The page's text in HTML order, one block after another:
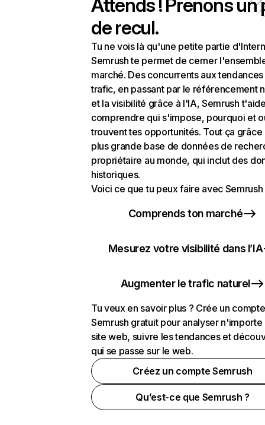
Attends ! Prenons un
de recul.
Tu ne vois là qu'une petite partie
Semrush te permet de cerner
marché. Des concurrents aux
trafic, en passant par le référencement
et la visibilité grâce à l'IA, Semrush
comprendre qui s'impose, pourquoi et
trouvent tes opportunités. Tout ça grâce
plus grande base de données de
propriétaire au monde, qui inclut des
historiques.
Voici ce que tu peux faire avec Semrush
Comprends ton marché
Mesurez votre visibilité dans l’IA
Augmenter le trafic naturel
Tu veux en savoir plus ? Crée un compte
Semrush gratuit pour analyser n'importe
site web, suivre les tendances et
qui se passe sur le web.
Créez un compte Semrush
Qu’est-ce que Semrush ?